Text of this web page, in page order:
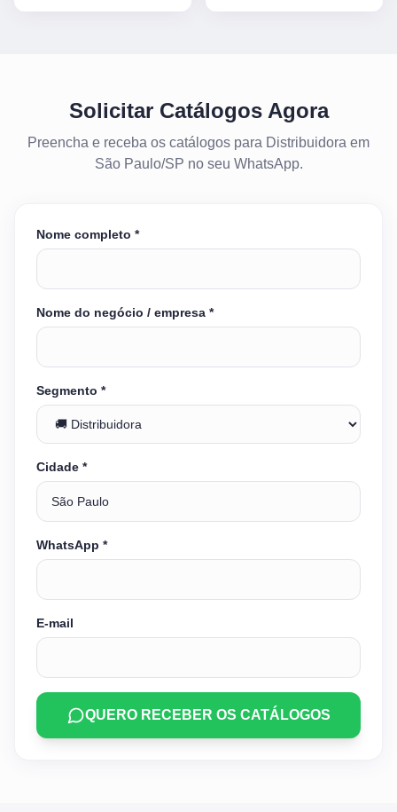
Solicitar Catálogos Agora
Preencha e receba os catálogos para Distribuidora em
São Paulo/SP no seu WhatsApp.
Nome completo *
Nome do negócio / empresa *
Segmento *
Cidade *
WhatsApp *
E-mail
QUERO RECEBER OS CATÁLOGOS